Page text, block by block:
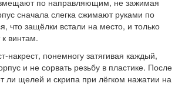
сначала слегка сжимают руками по
что защёлки встали на место, и только
винтам.
понемногу затягивая каждый,
и не сорвать резьбу в пластике. После
ли щелей и скрипа при лёгком нажатии на